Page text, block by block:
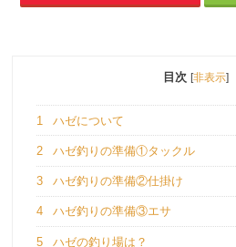
目次 [非表示]
1 ハゼについて
2 ハゼ釣りの準備①タックル
3 ハゼ釣りの準備②仕掛け
4 ハゼ釣りの準備③エサ
5 ハゼの釣り場は？